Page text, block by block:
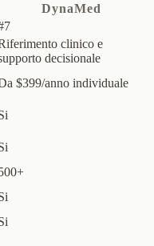
DynaMed
clinico e
decisionale
$399/anno individuale